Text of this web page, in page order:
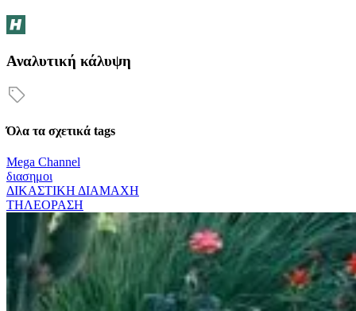
Αναλυτική κάλυψη
Όλα τα σχετικά tags
Mega Channel
διασημοι
ΔΙΚΑΣΤΙΚΗ ΔΙΑΜΑΧΗ
ΤΗΛΕΟΡΑΣΗ